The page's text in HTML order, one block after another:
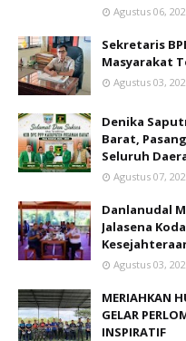
Agustus 06,
Sekretaris
Masyarakat
Agustus 03,
Denika
Barat,
Seluruh
Agustus 07,
Danlanudal
Jalasena
Agustus 03,
MERIAHKAN
GELAR
INSPIRATIF